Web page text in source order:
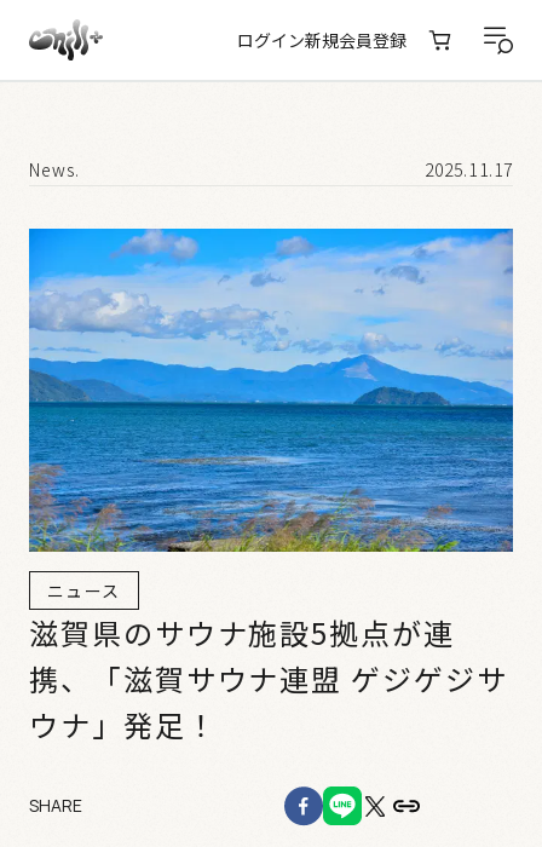
ログイン新規会員登録
News. 2025.11.17
ニュース
滋賀県のサウナ施設5拠点が連
携、「滋賀サウナ連盟 ゲジゲジサ
ウナ」発足！
SHARE